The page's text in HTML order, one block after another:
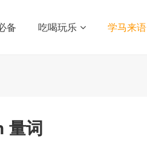
备 吃喝玩乐 学马来语
量词